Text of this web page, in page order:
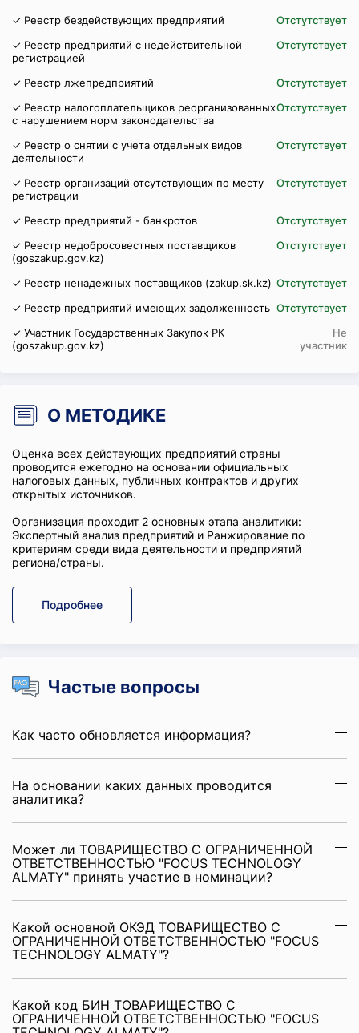
✓ Реестр бездействующих предприятий
Отстутствует
✓ Реестр предприятий с недействительной
регистрацией
Отстутствует
✓ Реестр лжепредприятий
Отстутствует
✓ Реестр налогоплательщиков реорганизованных
с нарушением норм законодательства
Отстутствует
✓ Реестр о снятии с учета отдельных видов
деятельности
Отстутствует
✓ Реестр организаций отсутствующих по месту
регистрации
Отстутствует
✓ Реестр предприятий - банкротов
Отстутствует
✓ Реестр недобросовестных поставщиков
(goszakup.gov.kz)
Отстутствует
✓ Реестр ненадежных поставщиков (zakup.sk.kz) Отстутствует
✓ Реестр предприятий имеющих задолженность Отстутствует
✓ Участник Государственных Закупок РК
(goszakup.gov.kz)
Не
участник
О МЕТОДИКЕ
Оценка всех действующих предприятий страны
проводится ежегодно на основании официальных
налоговых данных, публичных контрактов и других
открытых источников.
Организация проходит 2 основных этапа аналитики:
Экспертный анализ предприятий и Ранжирование по
критериям среди вида деятельности и предприятий
региона/страны.
Подробнее
Частые вопросы
Как часто обновляется информация?
На основании каких данных проводится
аналитика?
Может ли ТОВАРИЩЕСТВО С ОГРАНИЧЕННОЙ
ОТВЕТСТВЕННОСТЬЮ "FOCUS TECHNOLOGY
ALMATY" принять участие в номинации?
Какой основной ОКЭД ТОВАРИЩЕСТВО С
ОГРАНИЧЕННОЙ ОТВЕТСТВЕННОСТЬЮ "FOCUS
TECHNOLOGY ALMATY"?
Какой код БИН ТОВАРИЩЕСТВО С
ОГРАНИЧЕННОЙ ОТВЕТСТВЕННОСТЬЮ "FOCUS